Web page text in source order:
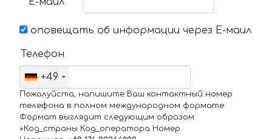
оповещать об информации через Е-маил
Телефон
+49
Пожалуйста, напишите Ваш контактный номер
телефона в полном международном формате.
Формат выглядит следующим образом:
+Код_страны Код_оператора Номер